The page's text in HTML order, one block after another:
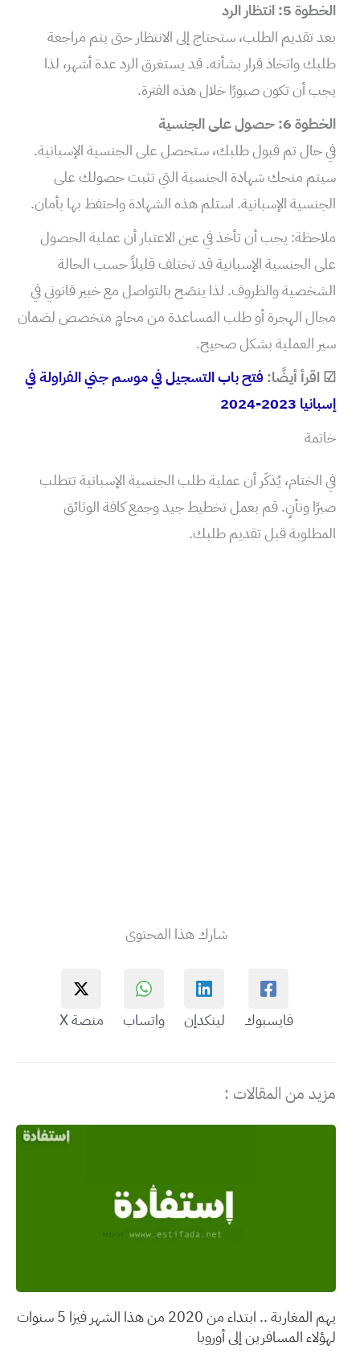
الخطوة 5: انتظار الرد
بعد تقديم الطلب، ستحتاج إلى الانتظار حتى يتم مراجعة
طلبك واتخاذ قرار بشأنه. قد يستغرق الرد عدة أشهر، لذا
يجب أن تكون صبورًا خلال هذه الفترة.
الخطوة 6: حصول على الجنسية
في حال تم قبول طلبك، ستحصل على الجنسية الإسبانية.
سيتم منحك شهادة الجنسية التي تثبت حصولك على
الجنسية الإسبانية. استلم هذه الشهادة واحتفظ بها بأمان.
ملاحظة: يجب أن تأخذ في عين الاعتبار أن عملية الحصول
على الجنسية الإسبانية قد تختلف قليلاً حسب الحالة
الشخصية والظروف. لذا ينصَح بالتواصل مع خبير قانوني في
مجال الهجرة أو طلب المساعدة من محامٍ متخصص لضمان
سير العملية بشكل صحيح.
☑ اقرأ أيضًا: فتح باب التسجيل في موسم جني الفراولة في
إسبانيا 2023-2024
خاتمة
في الختام، يُذكَر أن عملية طلب الجنسية الإسبانية تتطلب
صبرًا وتأنٍ. قم بعمل تخطيط جيد وجمع كافة الوثائق
المطلوبة قبل تقديم طلبك.
شارك هذا المحتوى
فايسبوك لينكدإن واتساب منصة X
مزيد من المقالات :
يهم المغاربة .. ابتداء من 2020 من هذا الشهر فيزا 5 سنوات
لهؤلاء المسافرين إلى أوروبا